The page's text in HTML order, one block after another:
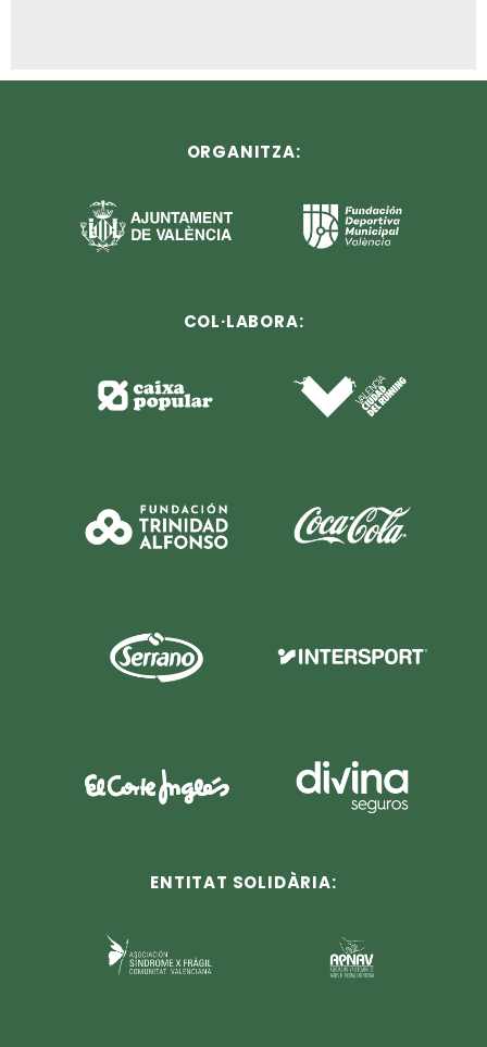
ORGANITZA:
COL·LABORA:
ENTITAT SOLIDÀRIA: